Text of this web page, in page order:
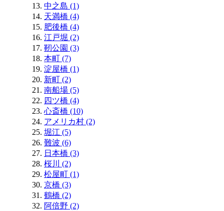
中之島 (1)
天満橋 (4)
肥後橋 (4)
江戸堀 (2)
靭公園 (3)
本町 (7)
淀屋橋 (1)
新町 (2)
南船場 (5)
四ツ橋 (4)
心斎橋 (10)
アメリカ村 (2)
堀江 (5)
難波 (6)
日本橋 (3)
桜川 (2)
松屋町 (1)
京橋 (3)
鶴橋 (2)
阿倍野 (2)